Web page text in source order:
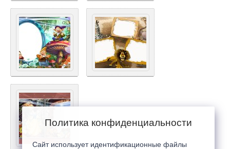
Политика конфиденциальности
Сайт использует идентификационные файлы